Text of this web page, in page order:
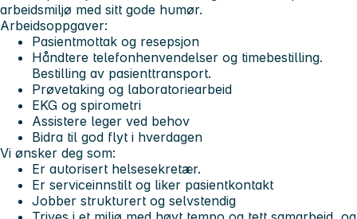
arbeidsmiljø med sitt gode humør.
Arbeidsoppgaver:
Pasientmottak og resepsjon
Håndtere telefonhenvendelser og timebestilling.
Bestilling av pasienttransport.
Prøvetaking og laboratoriearbeid
EKG og spirometri
Assistere leger ved behov
Bidra til god flyt i hverdagen
Vi ønsker deg som:
Er autorisert helsesekretær.
Er serviceinnstilt og liker pasientkontakt
Jobber strukturert og selvstendig